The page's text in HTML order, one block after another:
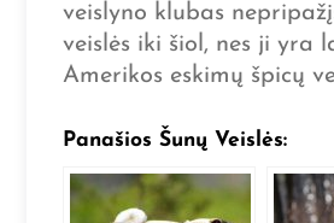
veislyno klubas
veislės iki šiol, nes ji yra
Amerikos eskimų špicų
Panašios Šunų Veislės: